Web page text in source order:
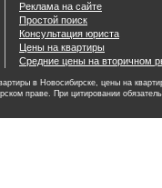
Реклама на сайте
Простой поиск
Консультация юриста
Цены на квартиры
Средние цены на вторичном
в Новосибирске, цены на
праве. При цитировании